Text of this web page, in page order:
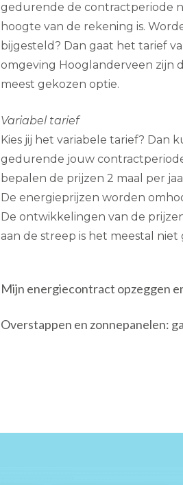
gedurende de contractperiode
hoogte van de rekening is.
bijgesteld? Dan gaat het tarief
omgeving Hooglanderveen zijn
meest gekozen optie.
Variabel tarief
Kies jij het variabele tarief? Dan
gedurende jouw
bepalen de prijzen 2 maal per
De energieprijzen worden
De ontwikkelingen van de
aan de streep is het meestal niet
Mijn energiecontract opzeggen
Overstappen en zonnepanelen: